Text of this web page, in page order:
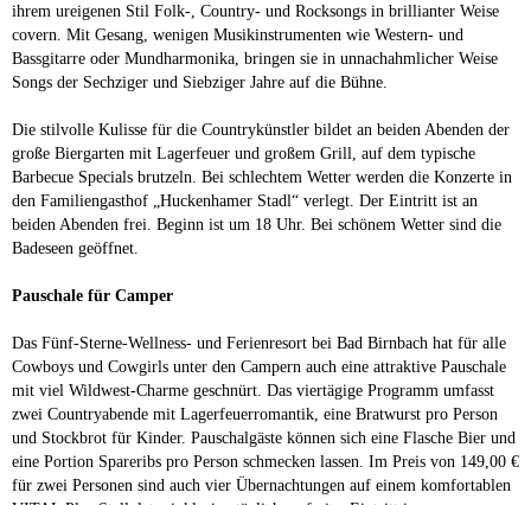
ihrem ureigenen Stil Folk-, Country- und Rocksongs in brillianter Weise
covern. Mit Gesang, wenigen Musikinstrumenten wie Western- und
Bassgitarre oder Mundharmonika, bringen sie in unnachahmlicher Weise
Songs der Sechziger und Siebziger Jahre auf die Bühne.
Die stilvolle Kulisse für die Countrykünstler bildet an beiden Abenden der
große Biergarten mit Lagerfeuer und großem Grill, auf dem typische
Barbecue Specials brutzeln. Bei schlechtem Wetter werden die Konzerte in
den Familiengasthof „Huckenhamer Stadl“ verlegt. Der Eintritt ist an
beiden Abenden frei. Beginn ist um 18 Uhr. Bei schönem Wetter sind die
Badeseen geöffnet.
Pauschale für Camper
Das Fünf-Sterne-Wellness- und Ferienresort bei Bad Birnbach hat für alle
Cowboys und Cowgirls unter den Campern auch eine attraktive Pauschale
mit viel Wildwest-Charme geschnürt. Das viertägige Programm umfasst
zwei Countryabende mit Lagerfeuerromantik, eine Bratwurst pro Person
und Stockbrot für Kinder. Pauschalgäste können sich eine Flasche Bier und
eine Portion Spareribs pro Person schmecken lassen. Im Preis von 149,00 €
für zwei Personen sind auch vier Übernachtungen auf einem komfortablen